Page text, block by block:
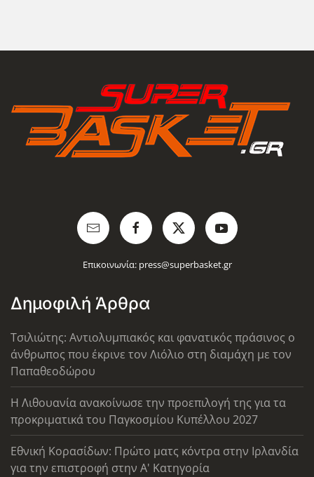
Επικοινωνία: press@superbasket.gr
Δημοφιλή Άρθρα
Τσιλιώτης: Αντιολυμπιακός και φανατικός πράσινος ο
άνθρωπος που έκρινε τον Λιόλιο στη διαμάχη με τον
Παπαθεοδώρου
Η Λιθουανία ανακοίνωσε την προεπιλογή της για τα
προκριματικά του Παγκοσμίου Κυπέλλου 2027
Εθνική Κορασίδων: Πρώτο ματς κόντρα στην Ιρλανδία
για την επιστροφή στην Α' Κατηγορία